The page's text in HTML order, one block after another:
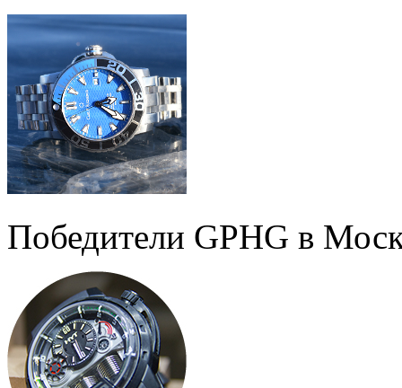
Победители GPHG в